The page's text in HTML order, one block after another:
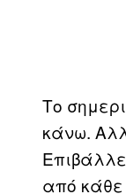
Το
κάνω.
από κάθε